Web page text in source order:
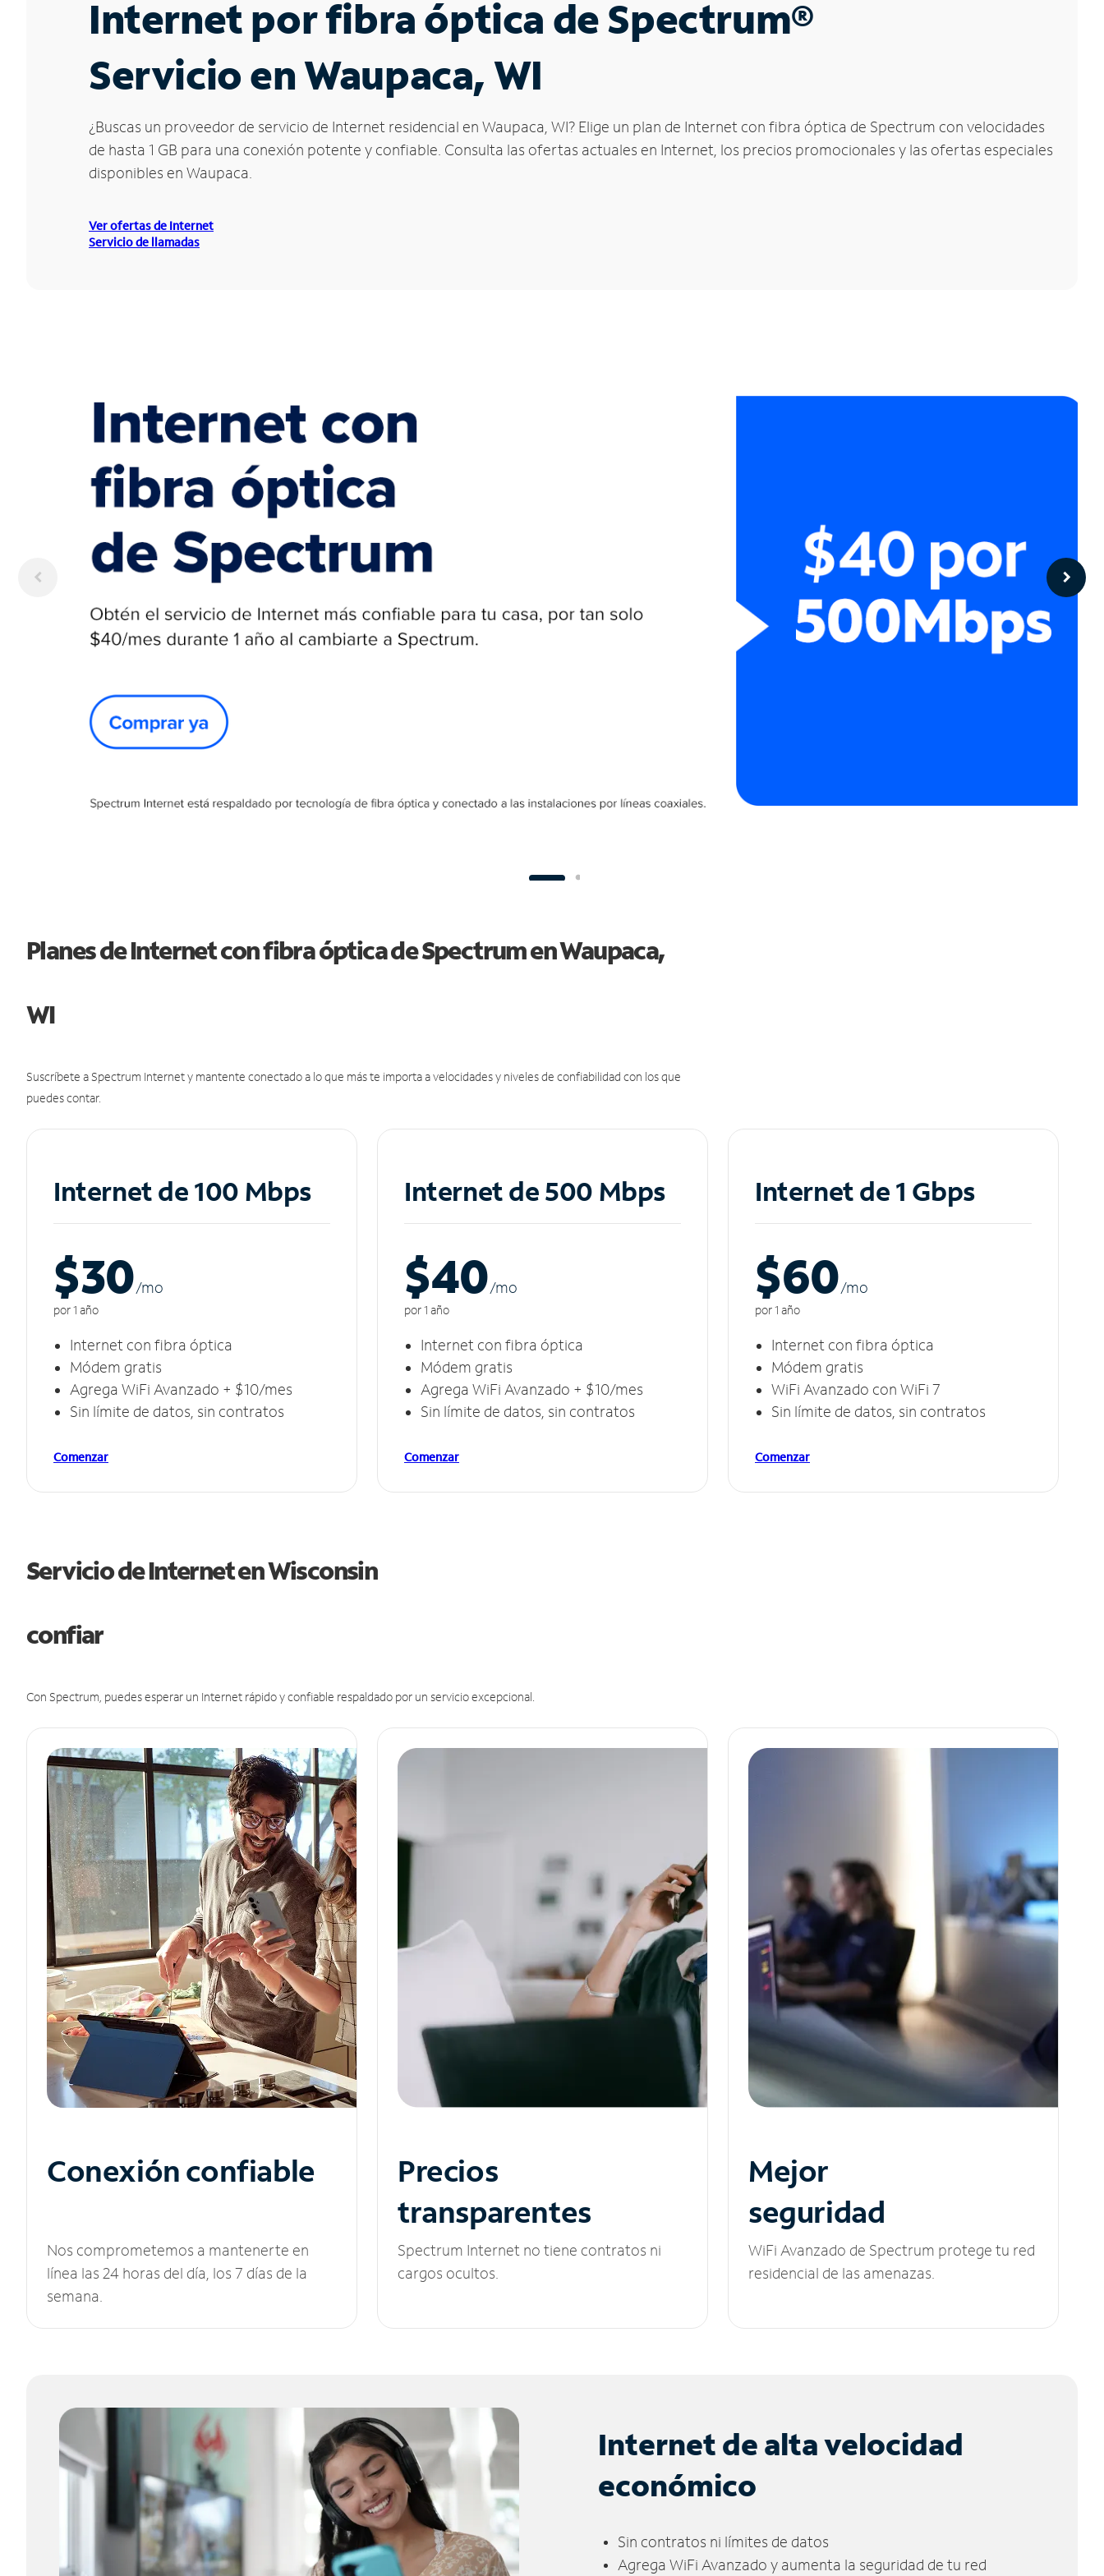
Internet por fibra óptica de Spectrum®
Servicio en Waupaca, WI
¿Buscas un proveedor de servicio de Internet residencial en Waupaca, WI? Elige un plan de Internet con fibra óptica de Spectrum con velocidades
de hasta 1 GB para una conexión potente y confiable. Consulta las ofertas actuales en Internet, los precios promocionales y las ofertas especiales
disponibles en Waupaca.
Ver ofertas de Internet
Servicio de llamadas
Planes de Internet con fibra óptica de Spectrum en Waupaca,
WI
Suscríbete a Spectrum Internet y mantente conectado a lo que más te importa a velocidades y niveles de confiabilidad con los que
puedes contar.
Internet de 100 Mbps
$30/mo
por 1 año
Internet con fibra óptica
Módem gratis
Agrega WiFi Avanzado + $10/mes
Sin límite de datos, sin contratos
Comenzar
Internet de 500 Mbps
$40/mo
por 1 año
Internet con fibra óptica
Módem gratis
Agrega WiFi Avanzado + $10/mes
Sin límite de datos, sin contratos
Comenzar
Internet de 1 Gbps
$60/mo
por 1 año
Internet con fibra óptica
Módem gratis
WiFi Avanzado con WiFi 7
Sin límite de datos, sin contratos
Comenzar
Servicio de Internet en Wisconsin
confiar
Con Spectrum, puedes esperar un Internet rápido y confiable respaldado por un servicio excepcional.
Conexión confiable
Nos comprometemos a mantenerte en
línea las 24 horas del día, los 7 días de la
semana.
Precios
transparentes
Spectrum Internet no tiene contratos ni
cargos ocultos.
Mejor
seguridad
WiFi Avanzado de Spectrum protege tu red
residencial de las amenazas.
Internet de alta velocidad
económico
Sin contratos ni límites de datos
Agrega WiFi Avanzado y aumenta la seguridad de tu red